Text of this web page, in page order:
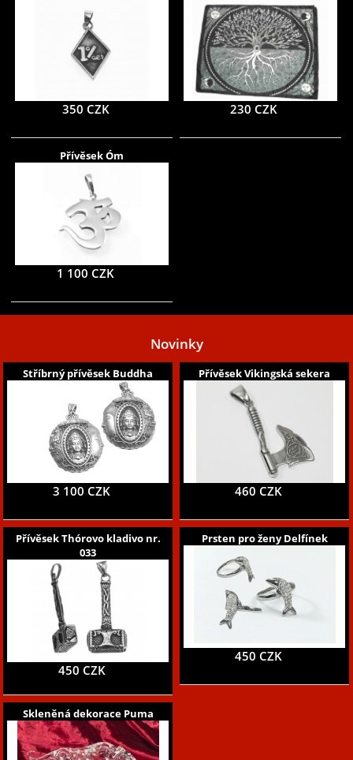
350 CZK 230 CZK
Přívěsek Óm
1 100 CZK
Novinky
Stříbrný přívěsek Buddha
3 100 CZK
Přívěsek Vikingská sekera
460 CZK
Přívěsek Thórovo kladivo nr.
033
450 CZK
Prsten pro ženy Delfínek
450 CZK
Skleněná dekorace Puma